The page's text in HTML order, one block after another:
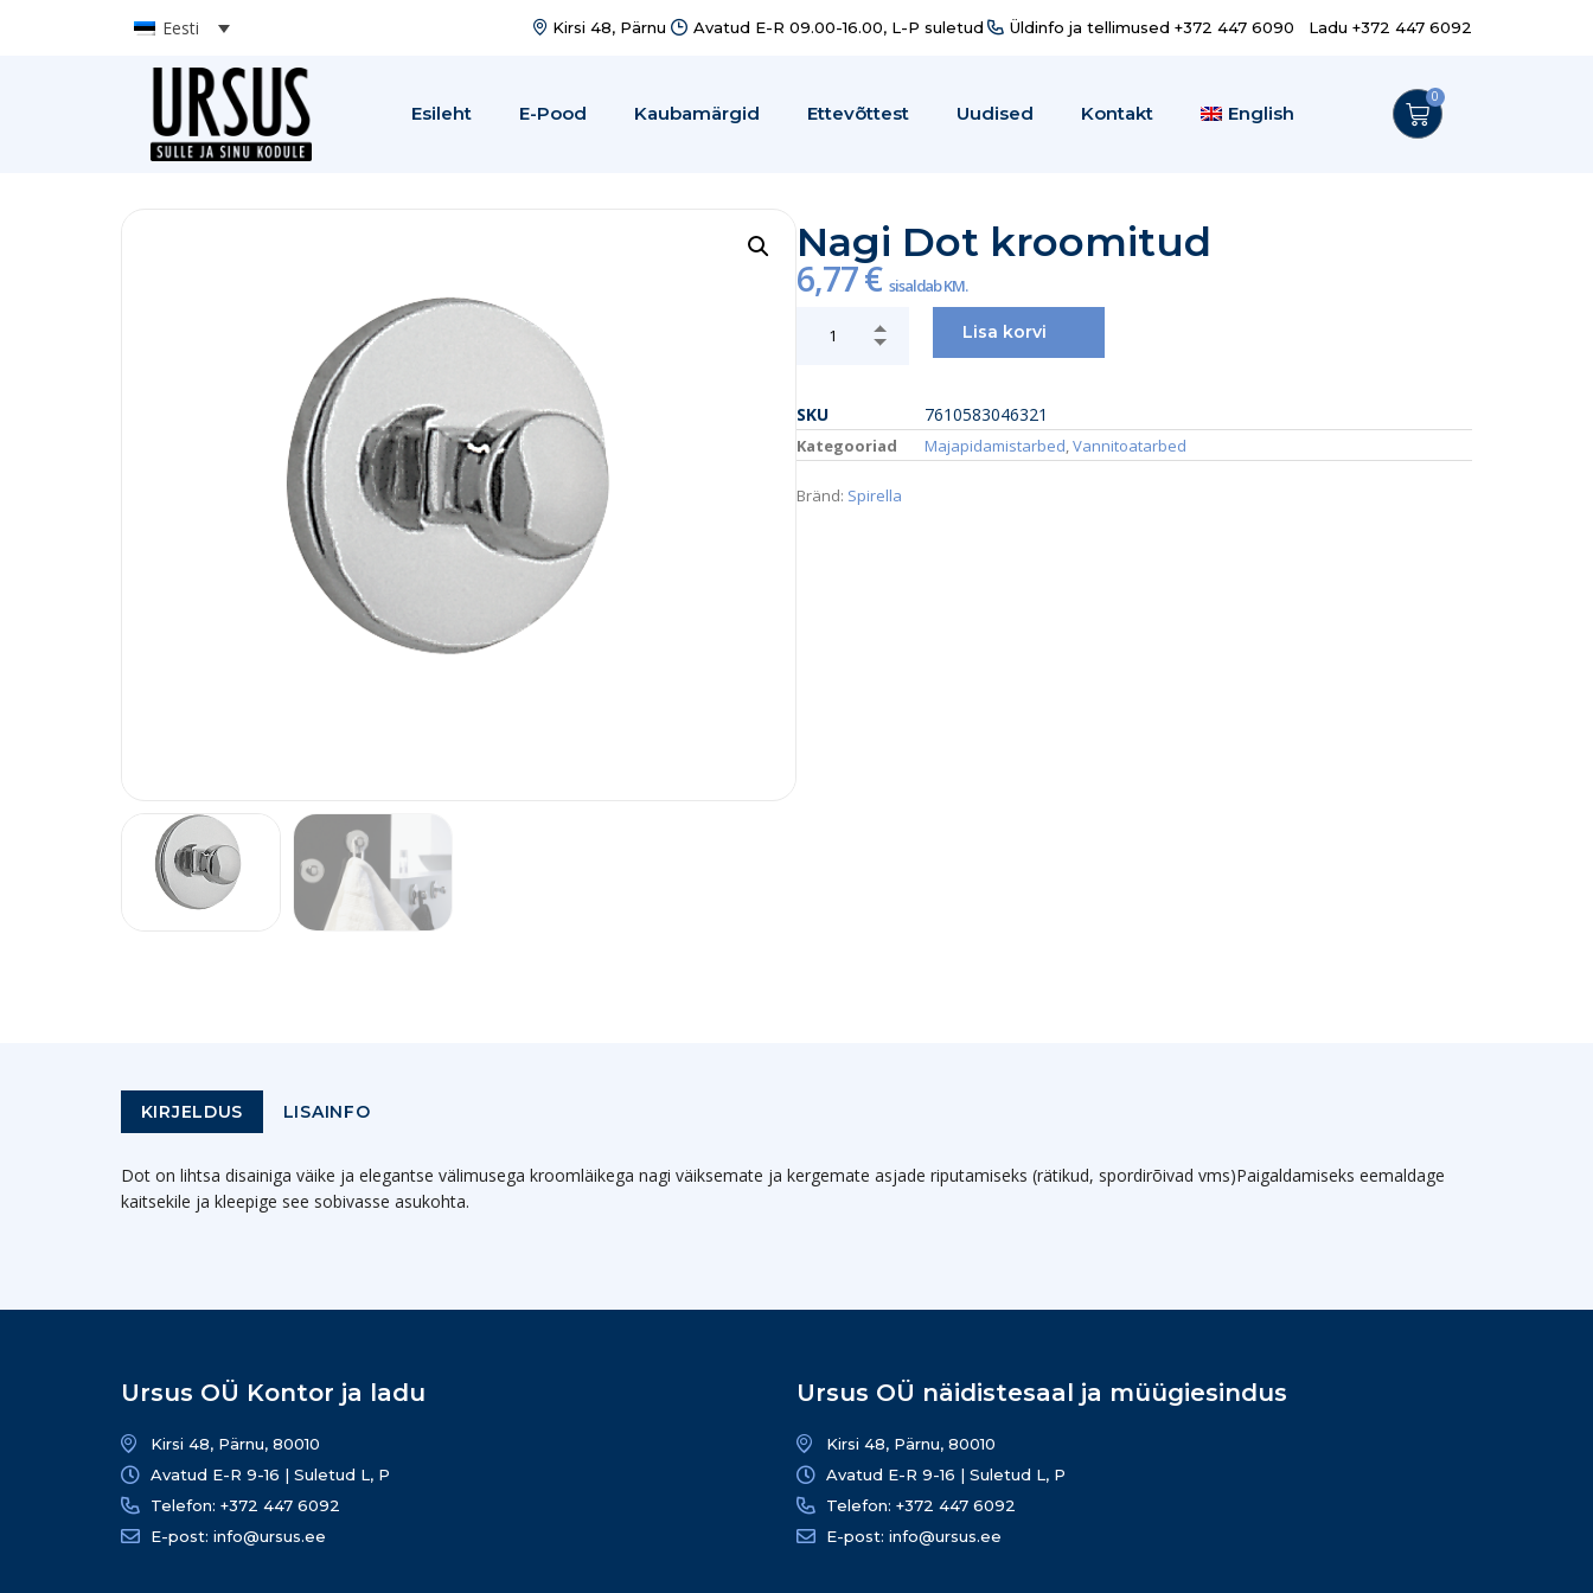
Eesti Kirsi 48, Pärnu Avatud E-R 09.00-16.00, L-P suletud Üldinfo ja tellimused +372 447 6090 Ladu +372 447 6092
Esileht E-Pood Kaubamärgid Ettevõttest Uudised Kontakt English
0
Nagi Dot kroomitud
6,77€ sisaldab KM.
Lisa korvi
SKU 7610583046321
Kategooriad Majapidamistarbed,Vannitoatarbed
Bränd: Spirella
KIRJELDUS LISAINFO
Dot on lihtsa disainiga väike ja elegantse välimusega kroomläikega nagi väiksemate ja kergemate asjade riputamiseks (rätikud, spordirõivad vms)Paigaldamiseks eemaldage
kaitsekile ja kleepige see sobivasse asukohta.
Ursus OÜ Kontor ja ladu
Kirsi 48, Pärnu, 80010
Avatud E-R 9-16 | Suletud L, P
Telefon: +372 447 6092
E-post: info@ursus.ee
Ursus OÜ näidistesaal ja müügiesindus
Kirsi 48, Pärnu, 80010
Avatud E-R 9-16 | Suletud L, P
Telefon: +372 447 6092
E-post: info@ursus.ee